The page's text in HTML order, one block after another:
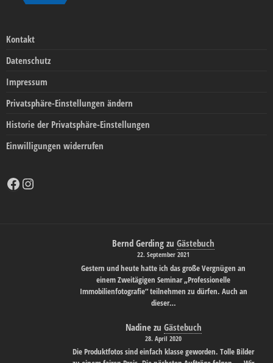
Kontakt
Datenschutz
Impressum
Privatsphäre-Einstellungen ändern
Historie der Privatsphäre-Einstellungen
Einwilligungen widerrufen
Facebook
Instagram
Bernd Gerding zuGästebuch
22. September 2021
Gestern und heute hatte ich das große Vergnügen an
einem Zweitägigen Seminar „Professionelle
Immobilienfotografie“ teilnehmen zu dürfen. Auch an
dieser…
Nadinezu Gästebuch
28. April 2020
Die Produktfotos sind einfach klasse geworden. Tolle Bilder